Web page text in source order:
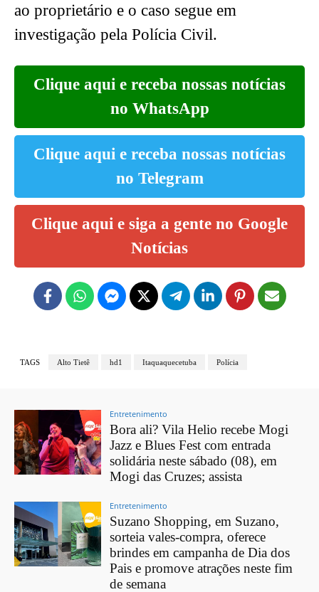
ao proprietário e o caso segue em
investigação pela Polícia Civil.
Clique aqui e receba nossas notícias
no WhatsApp
Clique aqui e receba nossas notícias
no Telegram
Clique aqui e siga a gente no Google
Notícias
TAGS Alto Tietê hd1 Itaquaquecetuba Polícia
Entretenimento
Bora ali? Vila Helio recebe Mogi
Jazz e Blues Fest com entrada
solidária neste sábado (08), em
Mogi das Cruzes; assista
Entretenimento
Suzano Shopping, em Suzano,
sorteia vales-compra, oferece
brindes em campanha de Dia dos
Pais e promove atrações neste fim
de semana